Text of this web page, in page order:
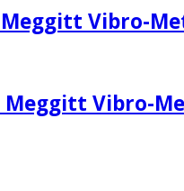
Meggitt Vibro-
Vibro-